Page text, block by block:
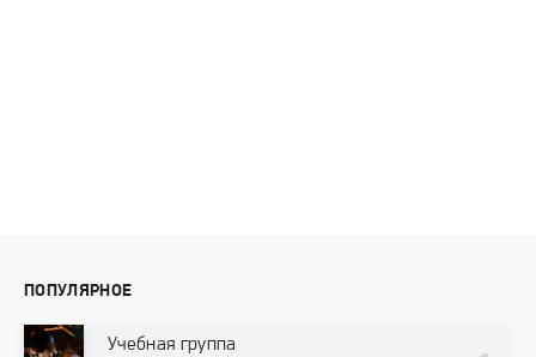
ПОПУЛЯРНОЕ
Учебная группа